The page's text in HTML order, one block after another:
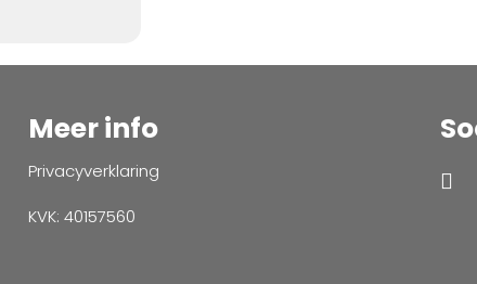
Meer info
Privacyverklaring
KVK: 40157560